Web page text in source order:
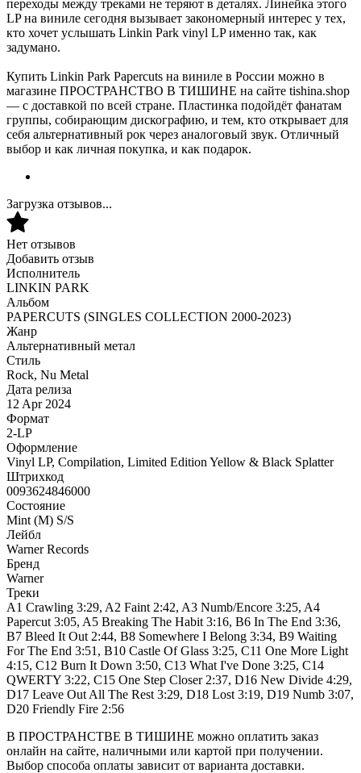
переходы между треками не теряют в деталях. Линейка этого
LP на виниле сегодня вызывает закономерный интерес у тех,
кто хочет услышать Linkin Park vinyl LP именно так, как
задумано.
Купить Linkin Park Papercuts на виниле в России можно в
магазине ПРОСТРАНСТВО В ТИШИНЕ на сайте tishina.shop
— с доставкой по всей стране. Пластинка подойдёт фанатам
группы, собирающим дискографию, и тем, кто открывает для
себя альтернативный рок через аналоговый звук. Отличный
выбор и как личная покупка, и как подарок.
Загрузка отзывов...
Нет отзывов
Добавить отзыв
Исполнитель
LINKIN PARK
Альбом
PAPERCUTS (SINGLES COLLECTION 2000-2023)
Жанр
Альтернативный метал
Стиль
Rock, Nu Metal
Дата релиза
12 Apr 2024
Формат
2-LP
Оформление
Vinyl LP, Compilation, Limited Edition Yellow & Black Splatter
Штрихкод
0093624846000
Состояние
Mint (M) S/S
Лейбл
Warner Records
Бренд
Warner
Треки
A1 Crawling 3:29, A2 Faint 2:42, A3 Numb/Encore 3:25, A4
Papercut 3:05, A5 Breaking The Habit 3:16, B6 In The End 3:36,
B7 Bleed It Out 2:44, B8 Somewhere I Belong 3:34, B9 Waiting
For The End 3:51, B10 Castle Of Glass 3:25, C11 One More Light
4:15, C12 Burn It Down 3:50, C13 What I've Done 3:25, C14
QWERTY 3:22, C15 One Step Closer 2:37, D16 New Divide 4:29,
D17 Leave Out All The Rest 3:29, D18 Lost 3:19, D19 Numb 3:07,
D20 Friendly Fire 2:56
В ПРОСТРАНСТВЕ В ТИШИНЕ можно оплатить заказ
онлайн на сайте, наличными или картой при получении.
Выбор способа оплаты зависит от варианта доставки.